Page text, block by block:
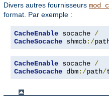
Divers autres fournisseurs
format. Par exemple :
CacheEnable socache /
CacheSocache shmcb:/
CacheEnable socache /
CacheSocache dbm:/path/